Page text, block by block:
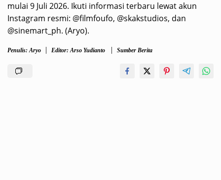
mulai 9 Juli 2026. Ikuti informasi terbaru lewat akun
Instagram resmi: @filmfoufo, @skakstudios, dan
@sinemart_ph. (Aryo).
Penulis: Aryo Editor: Arso Yudianto Sumber Berita